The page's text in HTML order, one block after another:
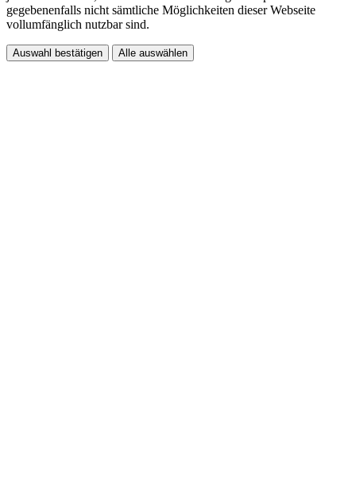
gegebenenfalls nicht sämtliche Möglichkeiten dieser Webseite
vollumfänglich nutzbar sind.
Auswahl bestätigen Alle auswählen